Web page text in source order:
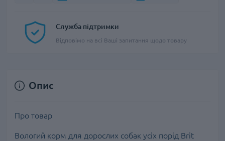
Служба підтримки
Відповімо на всі Ваші запитання щодо товару
Опис
Про товар
Вологий корм для дорослих собак усіх порід Brit